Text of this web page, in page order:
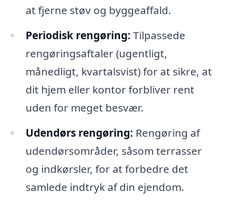
at fjerne støv og byggeaffald.
Periodisk rengøring: Tilpassede
rengøringsaftaler (ugentligt,
månedligt, kvartalsvist) for at sikre, at
dit hjem eller kontor forbliver rent
uden for meget besvær.
Udendørs rengøring: Rengøring af
udendørsområder, såsom terrasser
og indkørsler, for at forbedre det
samlede indtryk af din ejendom.